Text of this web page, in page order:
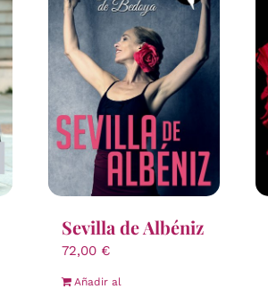
Sevilla de Albéniz
72,00 €
Añadir al